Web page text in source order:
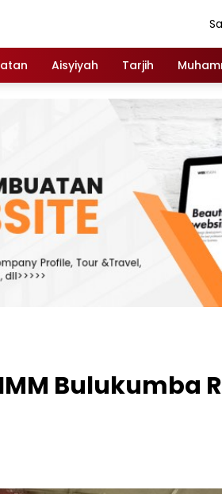
Aisyiyah Tarjih
Bulukumba